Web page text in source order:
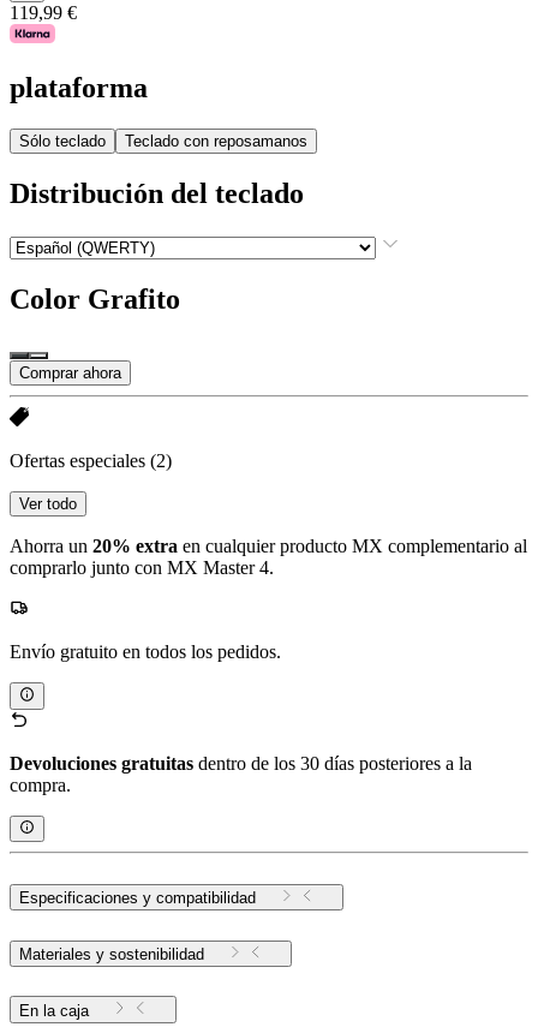
119,99 €
plataforma
Sólo teclado Teclado con reposamanos
Distribución del teclado
Color Grafito
Comprar ahora
Ofertas especiales (2)
Ver todo
Ahorra un 20% extra en cualquier producto MX complementario al
comprarlo junto con MX Master 4.
Envío gratuito en todos los pedidos.
Devoluciones gratuitas dentro de los 30 días posteriores a la
compra.
Especificaciones y compatibilidad
Materiales y sostenibilidad
En la caja